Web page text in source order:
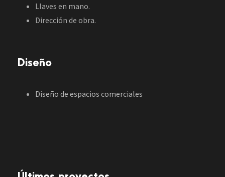
Llaves en mano.
Dirección de obra.
Diseño
Diseño de espacios comerciales